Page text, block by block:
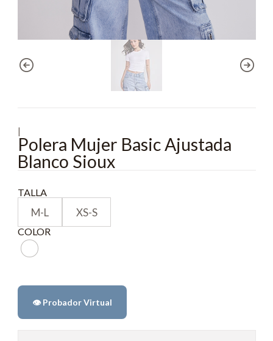
|
Polera Mujer Basic Ajustada
Blanco Sioux
TALLA
M-L XS-S
COLOR
👁️ Probador Virtual